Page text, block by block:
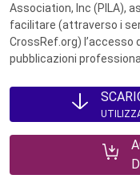
Association, Inc (PILA),
facilitare (attraverso i
CrossRef.org)
pubblicazioni